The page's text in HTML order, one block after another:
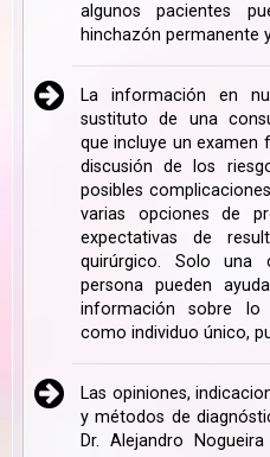
algunos pacientes
hinchazón permanente
La información en
sustituto de una
que incluye un examen
discusión de los
posibles
varias opciones de
expectativas de
quirúrgico. Solo una
persona pueden
información sobre lo
como individuo único,
Las opiniones,
y métodos de
Dr. Alejandro